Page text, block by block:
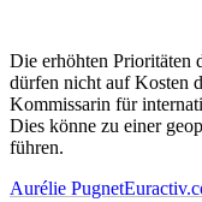
Die erhöhten Prioritäten
dürfen nicht auf Kosten
Kommissarin für
Dies könne zu einer
führen.
Aurélie Pugnet